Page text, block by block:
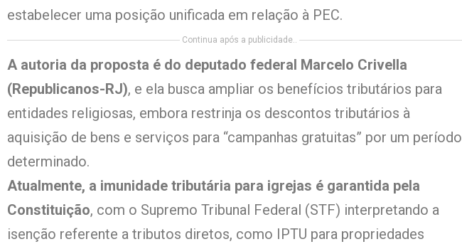
estabelecer uma posição unificada em relação à PEC.
Continua após a publicidade..
A autoria da proposta é do deputado federal Marcelo Crivella
(Republicanos-RJ), e ela busca ampliar os benefícios tributários para
entidades religiosas, embora restrinja os descontos tributários à
aquisição de bens e serviços para “campanhas gratuitas” por um período
determinado.
Atualmente, a imunidade tributária para igrejas é garantida pela
Constituição, com o Supremo Tribunal Federal (STF) interpretando a
isenção referente a tributos diretos, como IPTU para propriedades